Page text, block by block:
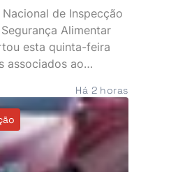
consumo
Plus e Motu
descoberta
de Inspecção
Alimentar
esta quinta-feira
associados ao
Rouge, depois de
terem
não declarada
um medicamento
médica utilizado
Há 2 horas